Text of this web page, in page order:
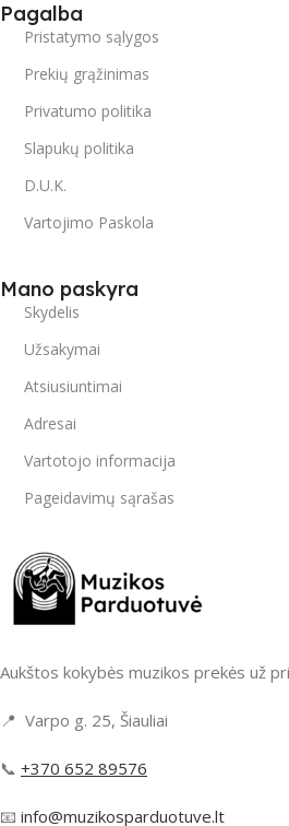
Pagalba
Pristatymo sąlygos
Prekių grąžinimas
Privatumo politika
Slapukų politika
D.U.K.
Vartojimo Paskola
Mano paskyra
Skydelis
Užsakymai
Atsiusiuntimai
Adresai
Vartotojo informacija
Pageidavimų sąrašas
Aukštos kokybės muzikos prekės už
📍 Varpo g. 25, Šiauliai
📞 +370 652 89576
📧 info@muzikosparduotuve.lt